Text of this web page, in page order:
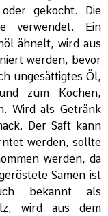
gekocht. Die
verwendet. Ein
ähnelt, wird aus
werden, bevor
ungesättigtes Öl,
zum Kochen,
Wird als Getränk
Der Saft kann
werden, sollte
werden, da
Samen ist
bekannt als
wird aus dem